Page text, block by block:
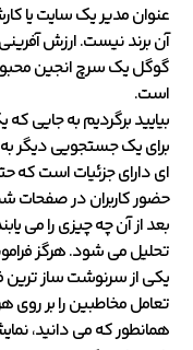
عنوان مدیر یک سایت یا
آن برند نیست. ارزش
گوگل یک سرچ انجین
است.
بیایید برگردیم به جایی
برای یک جستجویی دیگر به
ای دارای جزئیات است که
حضور کاربران در صفحات
بعد از آن چه چیزی را می
تحلیل می شود. هرگز
یکی از سرنوشت ساز ترین
تعامل مخاطبین را بر